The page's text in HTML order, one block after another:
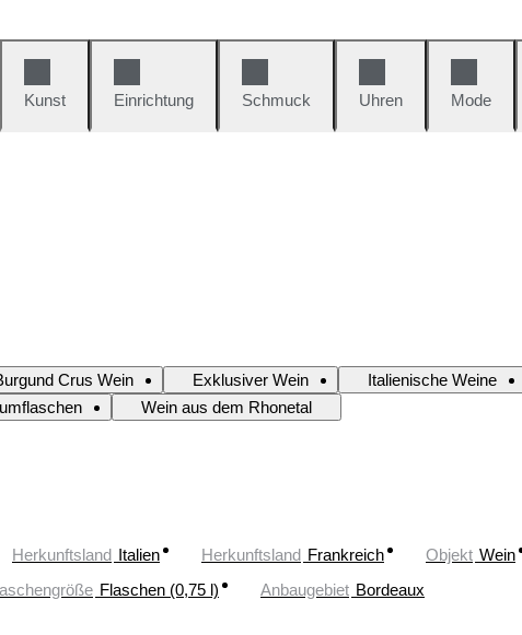
Kunst
Einrichtung Schmuck Uhren Mode
Crus Wein Exklusiver Wein Italienische Weine
Wein aus dem Rhonetal
Herkunftsland Italien Herkunftsland Frankreich Objekt Wein
Flaschen (0,75 l) Anbaugebiet Bordeaux